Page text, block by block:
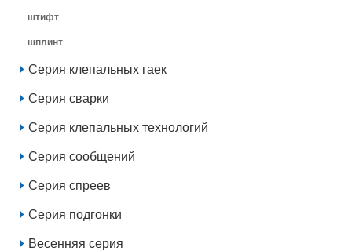
штифт
шплинт
Серия клепальных гаек
Серия сварки
Серия клепальных технологий
Серия сообщений
Серия спреев
Серия подгонки
Весенняя серия